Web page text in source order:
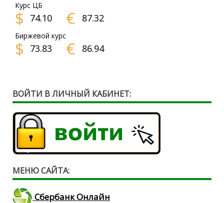
Курс ЦБ
$ 74.10 € 87.32
Биржевой курс
$ 73.83 € 86.94
ВОЙТИ В ЛИЧНЫЙ КАБИНЕТ:
МЕНЮ САЙТА:
Сбербанк Онлайн